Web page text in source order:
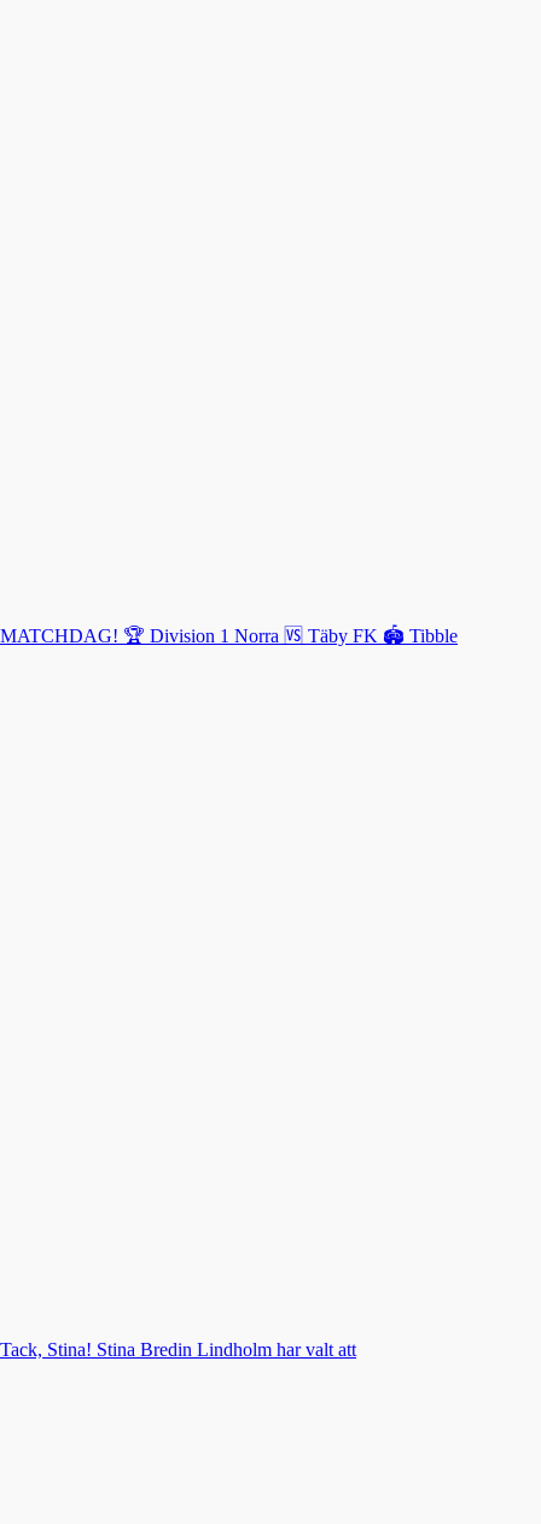
MATCHDAG! 🏆 Division 1 Norra 🆚 Täby FK 🏟️ Tibble
Tack, Stina! Stina Bredin Lindholm har valt att